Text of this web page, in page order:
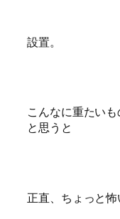
設置。
こんなに重たい
と思うと
正直、ちょっと怖